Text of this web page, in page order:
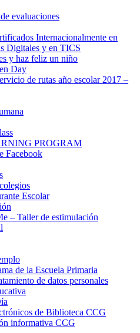
evaluaciones
Internacionalmente en
Digitales y en TICS
y haz feliz un niño
Day
de rutas año escolar 2017 –
PROGRAM
Facebook
Escolar
– Taller de estimulación
de la Escuela Primaria
de datos personales
de Biblioteca CCG
informativa CCG